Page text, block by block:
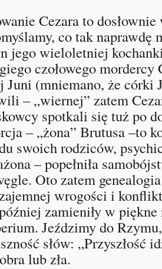
Cezara to
co tak naprawdę
jego wieloletniej
czołowego mordercy
Juni (mniemano, że córki
– „wiernej” zatem
spotkali się tuż po
– „żona” Brutusa –to
swoich rodziców,
– popełniła
Oto zatem
wrogości i
zamieniły w
Jeździmy do
słów: „Przyszłość
lub zła.